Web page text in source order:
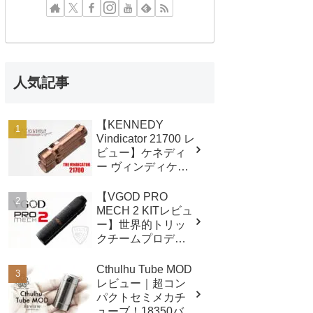
人気記事
【KENNEDY
Vindicator 21700 レ
ビュー】ケネディ
ー ヴィンディケー
【VGOD PRO
MECH 2 KITレビュ
ー】世界的トリッ
クチームプロデュ
スターター！
Cthulhu Tube MOD
レビュー｜超コン
パクトセミメカチ